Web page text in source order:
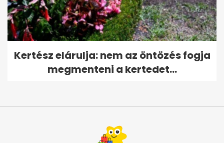
Kertész elárulja: nem az öntözés fogja
megmenteni a kertedet...